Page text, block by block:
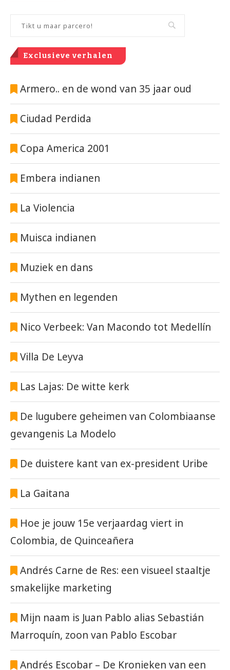
Exclusieve verhalen
Armero.. en de wond van 35 jaar oud
Ciudad Perdida
Copa America 2001
Embera indianen
La Violencia
Muisca indianen
Muziek en dans
Mythen en legenden
Nico Verbeek: Van Macondo tot Medellín
Villa De Leyva
Las Lajas: De witte kerk
De lugubere geheimen van Colombiaanse
gevangenis La Modelo
De duistere kant van ex-president Uribe
La Gaitana
Hoe je jouw 15e verjaardag viert in
Colombia, de Quinceañera
Andrés Carne de Res: een visueel staaltje
smakelijke marketing
Mijn naam is Juan Pablo alias Sebastián
Marroquín, zoon van Pablo Escobar
Andrés Escobar – De Kronieken van een